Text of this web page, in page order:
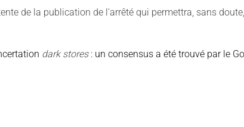
de la publication de l'arrêté qui permettra, sans
dark stores: un consensus a été trouvé par le